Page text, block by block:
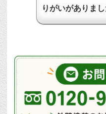
りがいがありま